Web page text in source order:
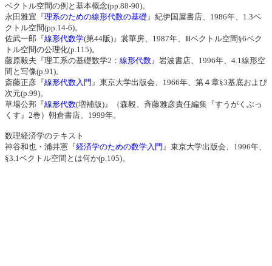
ベクトル空間の例と基本概念(pp.88-90)。
永田雅宜『理系のための線形代数の基礎 』紀伊国屋書店、1986年、1.3ベ
クトル空間(pp.14-6)。
佐武一郎『線形代数学(第44版)』裳華房、1987年、Ⅲベクトル空間§6ベク
トル空間の公理化(p.115)。
藤原毅夫『理工系の基礎数学2： 線形代数 』岩波書店、1996年、4.1線形空
間と写像(p.91)。
斎藤正彦『線形代数入門 』東京大学出版会、1966年、第４章§3基底および
次元(p.99)。
草場公邦『線形代数(増補版)』（森毅、斉藤雅彦責任編集『すうがくぶっ
くす』2巻）朝倉書店、1999年。
数理経済学のテキスト
神谷和也・浦井憲『経済学のための数学入門 』東京大学出版会、1996年、
§3.1ベクトル空間とは何か(p.105)。